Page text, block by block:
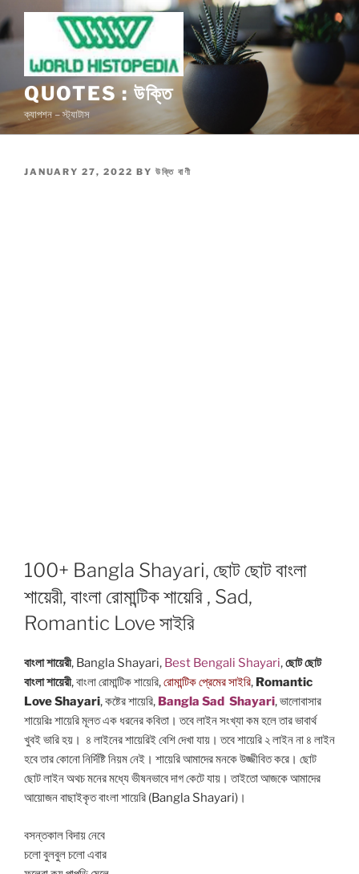
to
content
QUOTES : উক্তি
ক্যাপশন – স্ট্যাটাস
POSTED
JANUARY 27, 2022 BY উক্তি বাণী
100+ Bangla Shayari, ছোট ছোট বাংলা
শায়েরী, বাংলা রোমান্টিক শায়েরি , Sad,
Romantic Love সাইরি
বাংলা শায়েরী, Bangla Shayari, Best Bengali Shayari,ছোট ছোট
বাংলা শায়েরী, বাংলা রোমান্টিক শায়েরি,রোমান্টিক প্রেমের সাইরি, Romantic
Love Shayari, কষ্টের শায়েরি, Bangla Sad Shayari, ভালোবাসার
শায়েরিঃ শায়েরি মূলত এক ধরনের কবিতা। তবে লাইন সংখ্যা কম হলে তার ভাবার্থ
খুবই ভারি হয়। ৪ লাইনের শায়েরিই বেশি দেখা যায়। তবে শায়েরি ২ লাইন না ৪ লাইন
হবে তার কোনো নির্দিষ্টি নিয়ম নেই। শায়েরি আমাদের মনকে উজ্জীবিত করে। ছোট
ছোট লাইন অথচ মনের মধ্যে ভীষনভাবে দাগ কেটে যায়। তাইতো আজকে আমাদের
আয়োজন বাছাইকৃত বাংলা শায়েরি (Bangla Shayari)।
বসন্তকাল বিদায় নেবে
চলো বুলবুল চলো এবার